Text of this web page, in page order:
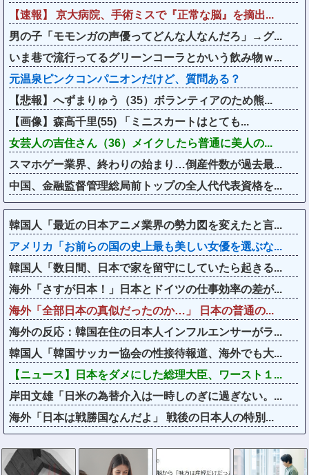
【速報】 京大病院、手術ミスで『正常な脳』を摘出...
男の子「モモンガの声優ってどんな人なんだろ」→グ...
いま巷で流行ってるグリーンコーラとかいう飲み物ｗ...
元温泉ピンクコンパニオンだけど、質問ある？
【悲報】へずまりゅう（35）ボランティアのため熊...
【画像】森高千里(55) 「ミニスカートはとても...
女芸人の吉住さん（36）メイクしたら普通に美人の...
スマホゲー業界、終わりの始まり…倒産件数が過去最...
中国、金融監督管理総局前トップの全人代代表資格を...
韓国人「最近の日本アニメ業界の勢力図を変えたと言...
アメリカ「お前らの国の史上最も美しい女優を選ぶな...
韓国人「数日間、日本で家を留守にしていたら起きる...
海外「さすが日本！」日本とドイツの仕事効率の差が...
海外「全部日本の真似だったのか…」 日本の普通の...
海外の反応：韓国在住の日本人インフルエンサーがラ...
韓国人「韓国サッカー協会の性接待報道、海外でも大...
【ニュース】日本をダメにした総理大臣、ワースト１...
岸田文雄「日米の為替介入は一時しのぎに過ぎない。...
海外「日本は戦勝国なんだよ」 戦後の日本人の特別...